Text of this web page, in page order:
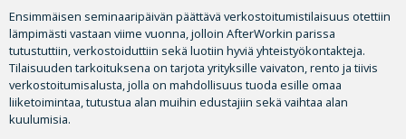
Ensimmäisen seminaaripäivän päättävä verkostoitumistilaisuus otettiin
lämpimästi vastaan viime vuonna, jolloin AfterWorkin parissa
tutustuttiin, verkostoiduttiin sekä luotiin hyviä yhteistyökontakteja.
Tilaisuuden tarkoituksena on tarjota yrityksille vaivaton, rento ja tiivis
verkostoitumisalusta, jolla on mahdollisuus tuoda esille omaa
liiketoimintaa, tutustua alan muihin edustajiin sekä vaihtaa alan
kuulumisia.